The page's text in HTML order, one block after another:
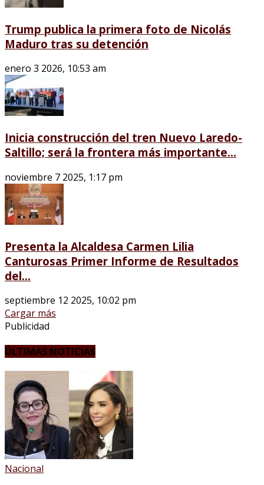
Trump publica la primera foto de Nicolás
Maduro tras su detención
enero 3 2026, 10:53 am
Inicia construcción del tren Nuevo Laredo-
Saltillo; será la frontera más importante...
noviembre 7 2025, 1:17 pm
Presenta la Alcaldesa Carmen Lilia
Canturosas Primer Informe de Resultados
del...
septiembre 12 2025, 10:02 pm
Cargar más
Publicidad
ÚLTIMAS NOTICIAS
Nacional